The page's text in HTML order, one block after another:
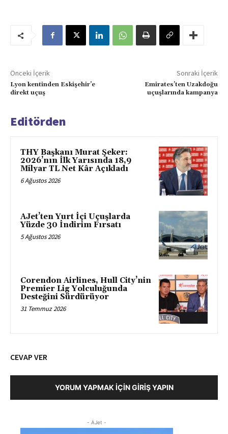
Önceki İçerik
Lyon kentinden Eskişehir’e
direkt uçuş
Sonraki İçerik
Emirates’ten Uzakdoğu
uçuşlarında kampanya
Editörden
THY Başkanı Murat Şeker:
2026’nın İlk Yarısında 18,9
Milyar TL Net Kâr Açıkladı
6 Ağustos 2026
AJet’ten Yurt İçi Uçuşlarda
Yüzde 30 İndirim Fırsatı
5 Ağustos 2026
Corendon Airlines, Hull City’nin
Premier Lig Yolculuğunda
Desteğini Sürdürüyor
31 Temmuz 2026
CEVAP VER
YORUM YAPMAK İÇIN GIRIŞ YAPIN
- AJet -